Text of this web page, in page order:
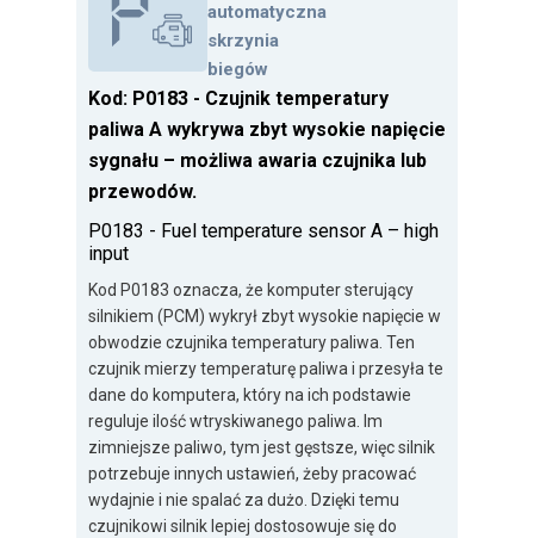
automatyczna
skrzynia
biegów
Kod: P0183 - Czujnik temperatury
paliwa A wykrywa zbyt wysokie napięcie
sygnału – możliwa awaria czujnika lub
przewodów.
P0183 - Fuel temperature sensor A – high
input
Kod P0183 oznacza, że komputer sterujący
silnikiem (PCM) wykrył zbyt wysokie napięcie w
obwodzie czujnika temperatury paliwa. Ten
czujnik mierzy temperaturę paliwa i przesyła te
dane do komputera, który na ich podstawie
reguluje ilość wtryskiwanego paliwa. Im
zimniejsze paliwo, tym jest gęstsze, więc silnik
potrzebuje innych ustawień, żeby pracować
wydajnie i nie spalać za dużo. Dzięki temu
czujnikowi silnik lepiej dostosowuje się do